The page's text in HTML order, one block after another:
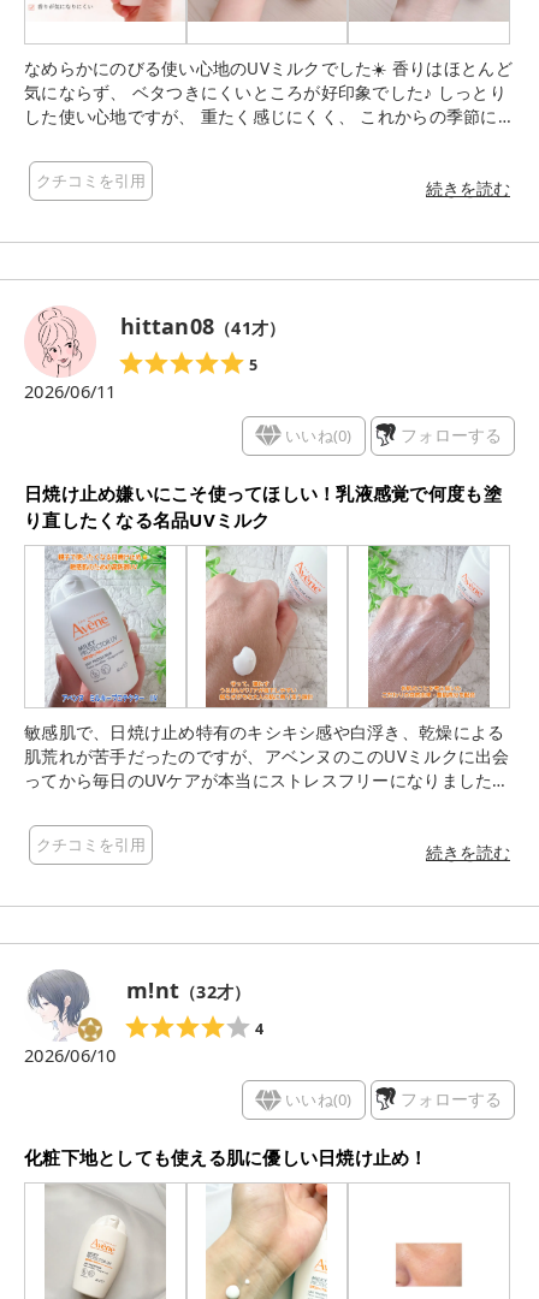
なめらかにのびる使い心地のUVミルクでした☀️ 香りはほとんど
気にならず、 ベタつきにくいところが好印象でした♪ しっとり
した使い心地ですが、 重たく感じにくく、 これからの季節にも
入れやすいなと感じました。 コンパクトなサイズ感なので、 持
ち運びにも便利そう✨ 最近は日差しが強い日も増えてきたの
クチコミを引用 続きを読む
hittan08 （41才）
5
2026/06/11
いいね(0) フォローする
日焼け止め嫌いにこそ使ってほしい！乳液感覚で何度も塗
り直したくなる名品UVミルク
敏感肌で、日焼け止め特有のキシキシ感や白浮き、乾燥による
肌荒れが苦手だったのですが、アベンヌのこのUVミルクに出会
ってから毎日のUVケアが本当にストレスフリーになりました！
いるかのような、なめらかなテクスチャーに感動…！ お肌にす
るすると軽やかに伸びてピタッと密着し、重さやパサつきが一
るような使い心地で、日中の乾燥をしっかり防いで1日中しっと
防御UVでありながら、小さなお子様（※2）でも使えるほどお
肌を想ったやさしい設計になっているのが本当に優秀。 ベタつ
かないので、お出かけ先で何度も塗り直しても全く気になりま
せん。むしろ塗るたびに潤う感覚が心地よくて、家族みんなで
これ1本をシェアしてお守り代わりに愛用しています✨ 自然由
来の保護成分（※3）、シロキクラゲエキス（※4）、ブルーミ
ライト（※5）、そしてアベンヌ温泉水（※6）といった、こだ
わりの整肌・保湿成分がたっぷり配合されているのもアベンヌ
も妥協したくない大人女子に心からおすすめしたい一軍UVミル
クです🤍 （※1 すべての方に皮膚刺激が起きないというわけで
はありません） （※2 乳幼児（生後3ヶ月以上）へのご使用をお
すすめします） （※3 ステアロイルオキシステアリン酸イソセ
チル） （※4 保湿成分） （※5 水、BG、カカオ種子エキス（整
肌成分）） （※6 整肌成分）
クチコミを引用 続きを読む
m!nt （32才）
4
2026/06/10
いいね(0) フォローする
化粧下地としても使える肌に優しい日焼け止め！